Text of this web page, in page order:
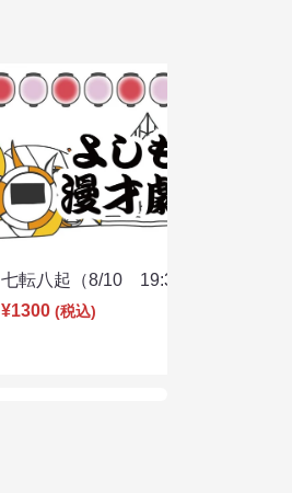
七転八起（8/10 19:30）
¥1300 (税込)